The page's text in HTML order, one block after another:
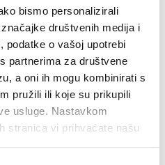
bismo personalizirali
društvenih medija i
podatke o vašoj upotrebi
partnerima za društvene
a oni ih mogu kombinirati s
pružili ili koje su prikupili
usluge. Nastavkom
stranica vi prihvaćate našu